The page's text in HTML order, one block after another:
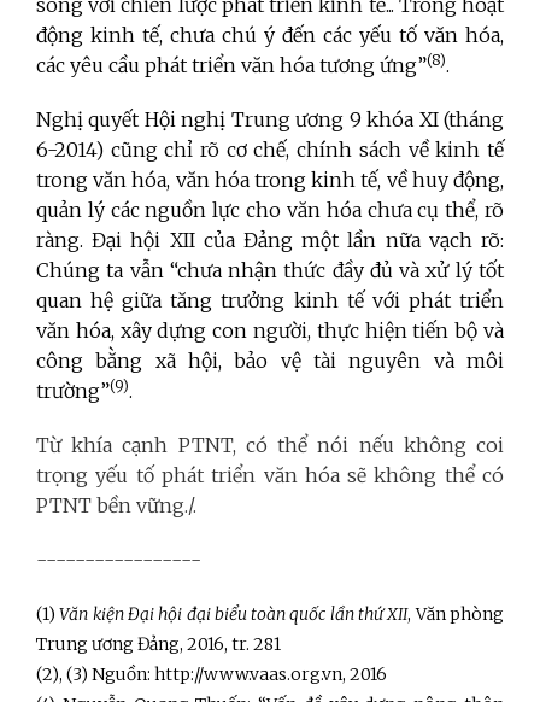
động kinh tế, chưa chú ý đến các yếu tố văn hóa,
các yêu cầu phát triển văn hóa tương ứng”(8).
Nghị quyết Hội nghị Trung ương 9 khóa XI (tháng
6-2014) cũng chỉ rõ cơ chế, chính sách về kinh tế
trong văn hóa, văn hóa trong kinh tế, về huy động,
quản lý các nguồn lực cho văn hóa chưa cụ thể, rõ
ràng. Đại hội XII của Đảng một lần nữa vạch rõ:
Chúng ta vẫn “chưa nhận thức đầy đủ và xử lý tốt
quan hệ giữa tăng trưởng kinh tế với phát triển
văn hóa, xây dựng con người, thực hiện tiến bộ và
công bằng xã hội, bảo vệ tài nguyên và môi
trường”(9).
Từ khía cạnh PTNT, có thể nói nếu không coi
trọng yếu tố phát triển văn hóa sẽ không thể có
PTNT bền vững./.
-----------------
(1)Văn kiện Đại hội đại biểu toàn quốc lần thứ XII, Văn phòng
Trung ương Đảng, 2016, tr. 281
(2), (3) Nguồn: http://www.vaas.org.vn, 2016